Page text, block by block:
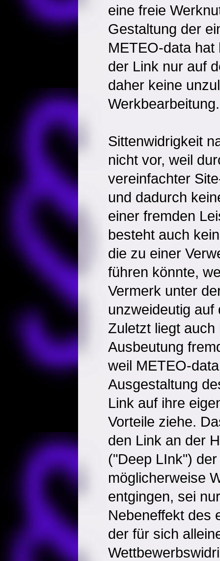
eine freie
Gestaltung der
METEO-data
der Link nur auf
daher keine
Werkbearbeitung.
Sittenwidrigkeit
nicht vor, weil
vereinfachter
und dadurch
einer fremden
besteht auch
die zu einer
führen könnte,
Vermerk unter
unzweideutig auf
Zuletzt liegt
Ausbeutung
weil METEO-
Ausgestaltung
Link auf ihre
Vorteile ziehe.
den Link an der
("Deep LInk")
möglicherweise
entgingen, sei
Nebeneffekt des
der für sich